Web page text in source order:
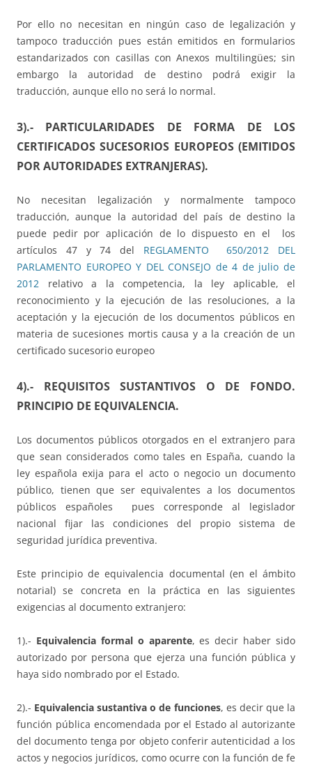
Por ello no necesitan en ningún caso de legalización y
tampoco traducción pues están emitidos en formularios
estandarizados con casillas con Anexos multilingües; sin
embargo la autoridad de destino podrá exigir la
traducción, aunque ello no será lo normal.
3).- PARTICULARIDADES DE FORMA DE LOS
CERTIFICADOS SUCESORIOS EUROPEOS (EMITIDOS
POR AUTORIDADES EXTRANJERAS).
No necesitan legalización y normalmente tampoco
traducción, aunque la autoridad del país de destino la
puede pedir por aplicación de lo dispuesto en el los
artículos 47 y 74 del REGLAMENTO 650/2012 DEL
PARLAMENTO EUROPEO Y DEL CONSEJO de 4 de julio de
2012 relativo a la competencia, la ley aplicable, el
reconocimiento y la ejecución de las resoluciones, a la
aceptación y la ejecución de los documentos públicos en
materia de sucesiones mortis causa y a la creación de un
certificado sucesorio europeo
4).- REQUISITOS SUSTANTIVOS O DE FONDO.
PRINCIPIO DE EQUIVALENCIA.
Los documentos públicos otorgados en el extranjero para
que sean considerados como tales en España, cuando la
ley española exija para el acto o negocio un documento
público, tienen que ser equivalentes a los documentos
públicos españoles pues corresponde al legislador
nacional fijar las condiciones del propio sistema de
seguridad jurídica preventiva.
Este principio de equivalencia documental (en el ámbito
notarial) se concreta en la práctica en las siguientes
exigencias al documento extranjero:
1).- Equivalencia formal o aparente, es decir haber sido
autorizado por persona que ejerza una función pública y
haya sido nombrado por el Estado.
2).- Equivalencia sustantiva o de funciones, es decir que la
función pública encomendada por el Estado al autorizante
del documento tenga por objeto conferir autenticidad a los
actos y negocios jurídicos, como ocurre con la función de fe